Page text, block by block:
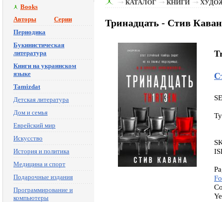
Books
Авторы
Серии
Периодика
Букинистическая
литература
Книги на украинском
языке
Tamizdat
Детская литература
Дом и семья
Еврейский мир
Искусство
История и политика
Медицина и спорт
Подарочные издания
Программирование и
компьютеры
КАТАЛОГ КНИГИ
Тринадцать - Стив